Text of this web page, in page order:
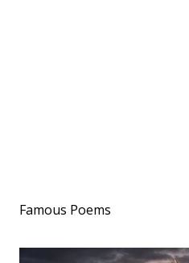
Famous Poems